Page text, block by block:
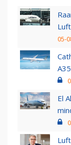
05-
El